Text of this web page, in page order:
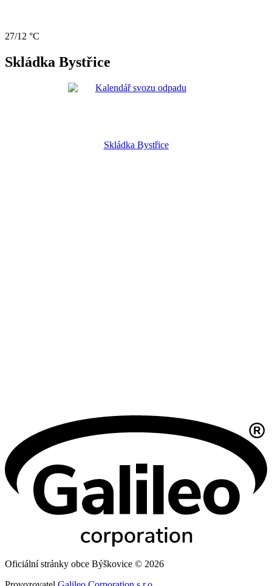
27/12 °C
Skládka Bystřice
Skládka Bystřice
Oficiální stránky obce Býškovice © 2026